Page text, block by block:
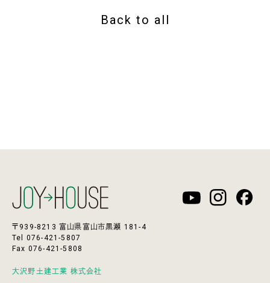
Back to all
〒939-8213 富山県富山市黒瀬 181-4
Tel 076-421-5807
Fax 076-421-5808
大沢野土建工業 株式会社